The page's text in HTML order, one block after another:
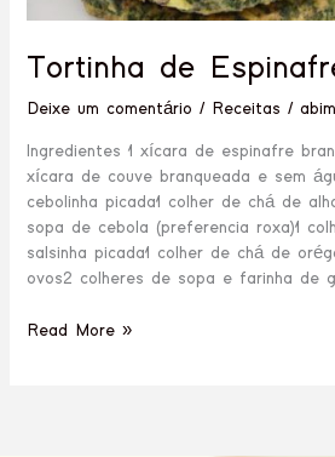
Tortinha de
Deixe um comentário / Receitas /
Ingredientes 1 xícara de espinafre
xícara de couve branqueada e sem
cebolinha picada1 colher de chá de
sopa de cebola (preferencia roxa)1
salsinha picada1 colher de chá de
ovos2 colheres de sopa e farinha de
Read More »